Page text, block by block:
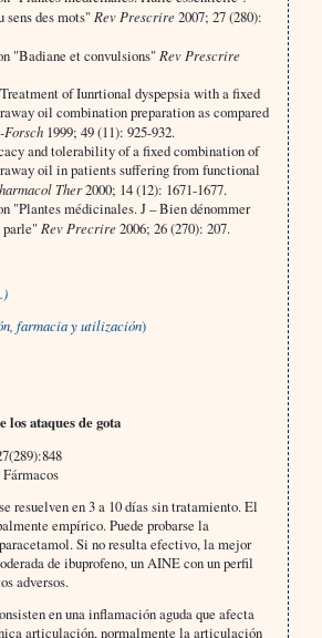
sens des mots" Rev Prescrire2007; 27 (280):
"Badiane et convulsions" Rev Prescrire
of Iunrtional dyspepsia with a fixed
oil combination preparation as compared
Forsch 1999; 49 (11): 925-932.
and tolerability of a fixed combination of
oil in patients suffering from functional
Ther2000; 14 (12): 1671-1677.
"Plantes médicinales. J – Bien dénommer
parle" Rev Precrire2006; 26 (270): 207.
farmacia y utilización)
ataques de gota
resuelven en 3 a 10 días sin tratamiento. El
empírico. Puede probarse la
Si no resulta efectivo, la mejor
de ibuprofeno, un AINE con un perfil
adversos.
en una inflamación aguda que afecta
articulación, normalmente la articulación